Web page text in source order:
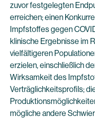
zuvor festgelegten
erreichen; einen
Impfstoffes gegen
klinische Ergebnisse im
vielfältigeren
erzielen, einschließlich
Wirksamkeit des
Verträglichkeitsprofils;
mögliche andere